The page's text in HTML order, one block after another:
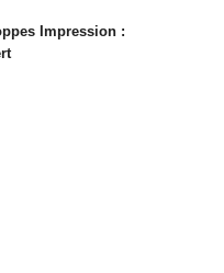
Impression :